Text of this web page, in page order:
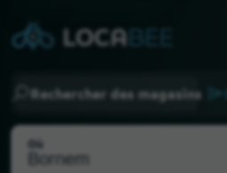
Rechercher des magasins
Où